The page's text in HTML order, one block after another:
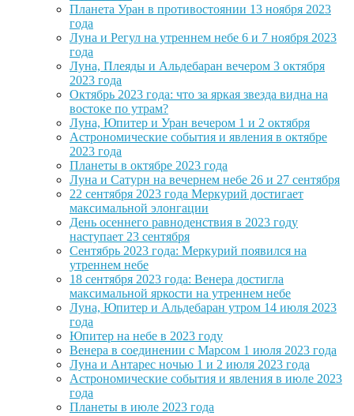
Планета Уран в противостоянии 13 ноября 2023
года
Луна и Регул на утреннем небе 6 и 7 ноября 2023
года
Луна, Плеяды и Альдебаран вечером 3 октября
2023 года
Октябрь 2023 года: что за яркая звезда видна на
востоке по утрам?
Луна, Юпитер и Уран вечером 1 и 2 октября
Астрономические события и явления в октябре
2023 года
Планеты в октябре 2023 года
Луна и Сатурн на вечернем небе 26 и 27 сентября
22 сентября 2023 года Меркурий достигает
максимальной элонгации
День осеннего равноденствия в 2023 году
наступает 23 сентября
Сентябрь 2023 года: Меркурий появился на
утреннем небе
18 сентября 2023 года: Венера достигла
максимальной яркости на утреннем небе
Луна, Юпитер и Альдебаран утром 14 июля 2023
года
Юпитер на небе в 2023 году
Венера в соединении с Марсом 1 июля 2023 года
Луна и Антарес ночью 1 и 2 июля 2023 года
Астрономические события и явления в июле 2023
года
Планеты в июле 2023 года